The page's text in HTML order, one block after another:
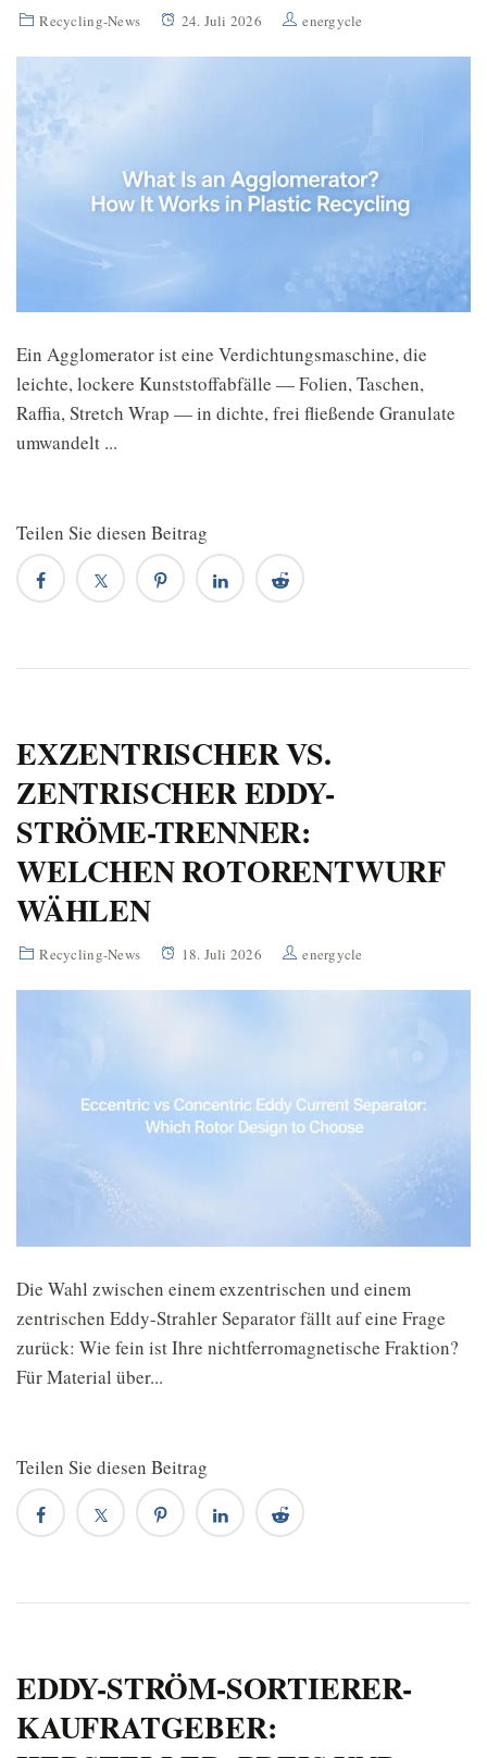
Recycling-News 24. Juli 2026 energycle
Ein Agglomerator ist eine Verdichtungsmaschine, die
leichte, lockere Kunststoffabfälle — Folien, Taschen,
Raffia, Stretch Wrap — in dichte, frei fließende Granulate
umwandelt ...
Teilen Sie diesen Beitrag
EXZENTRISCHER VS.
ZENTRISCHER EDDY-
STRÖME-TRENNER:
WELCHEN ROTORENTWURF
WÄHLEN
Recycling-News 18. Juli 2026 energycle
Die Wahl zwischen einem exzentrischen und einem
zentrischen Eddy-Strahler Separator fällt auf eine Frage
zurück: Wie fein ist Ihre nichtferromagnetische Fraktion?
Für Material über...
Teilen Sie diesen Beitrag
EDDY-STRÖM-SORTIERER-
KAUFRATGEBER: